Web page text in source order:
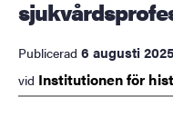
Publicerad 6 augusti 2025
vid Institutionen för